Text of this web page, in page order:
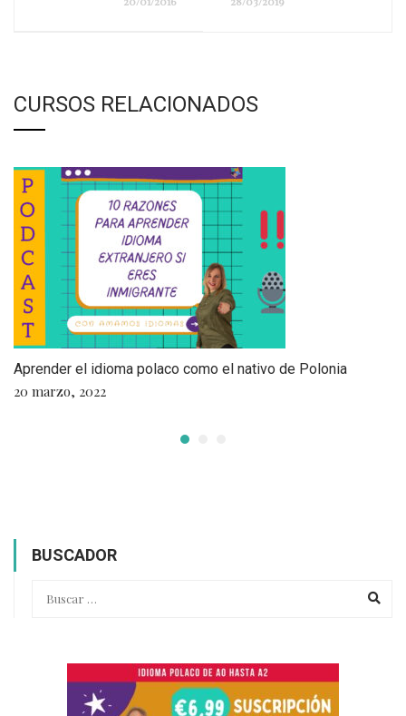
CURSOS RELACIONADOS
Aprender el idioma polaco como el nativo de Polonia
20 marzo, 2022
BUSCADOR